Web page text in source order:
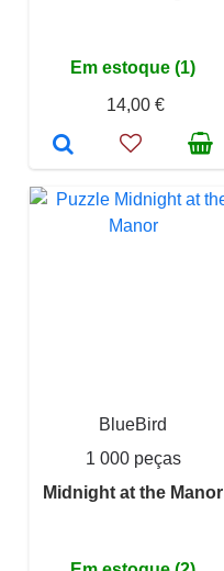
Em estoque (1)
14,00 €
BlueBird
1 000 peças
Midnight at the Manor